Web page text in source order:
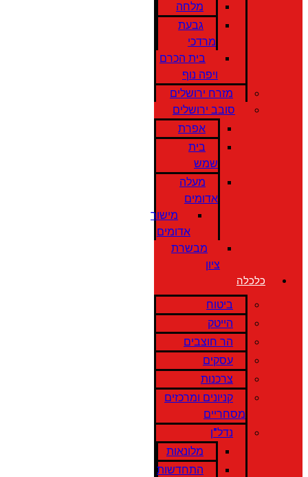
מלחה
גבעת
מרדכי
בית הכרם
ויפה נוף
מזרח ירושלים
סובב ירושלים
אפרת
בית
שמש
מעלה
אדומים
מישור
אדומים
מבשרת
ציון
כלכלה
ביטוח
הייטק
הר חוצבים
עסקים
צרכנות
קניונים ומרכזים
מסחריים
נדל"ן
מלונאות
התחדשות